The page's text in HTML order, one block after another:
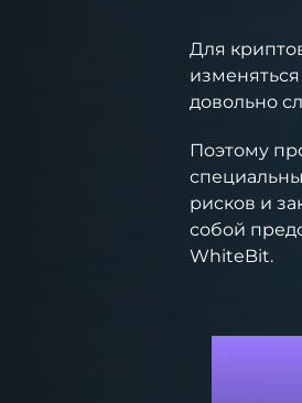
Для
довольно
Поэтому
рисков и
собой
WhiteBit.